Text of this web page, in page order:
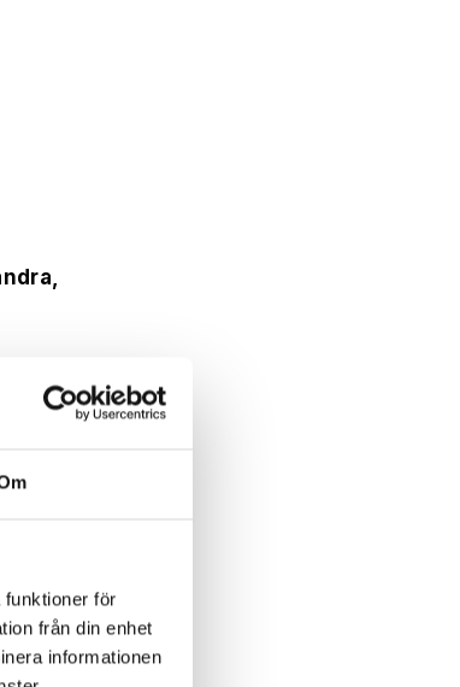
funktioner för
från din enhet
informationen
vi nu